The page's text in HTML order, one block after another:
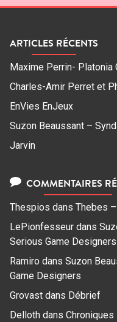
ARTICLES RÉCENTS
Maxime Perrin- Platonia
Charles-Amir Perret et
EnVies EnJeux
Suzon Beaussant –
Jarvin
COMMENTAIRES
Thespios dans Thebes
LePionfesseur dans
Serious Game Designers
Ramiro dans Suzon
Game Designers
Grovast dans Débrief
Delloth dans